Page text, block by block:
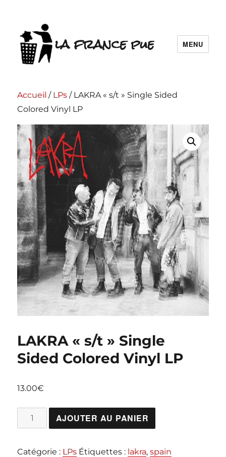
la france pue MENU
Accueil / LPs / LAKRA « s/t » Single Sided
Colored Vinyl LP
LAKRA « s/t » Single
Sided Colored Vinyl LP
13.00€
quantité
de
AJOUTER AU PANIER
Catégorie : LPs Étiquettes : lakra,spain